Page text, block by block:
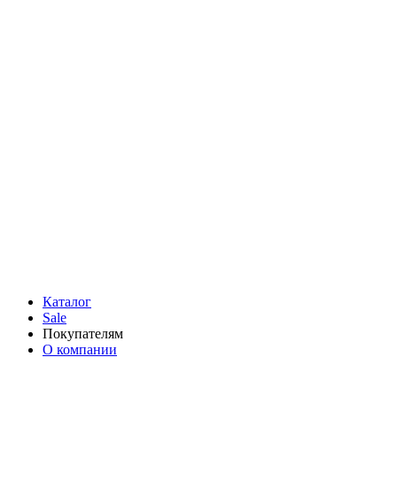
Каталог
Sale
Покупателям
О компании